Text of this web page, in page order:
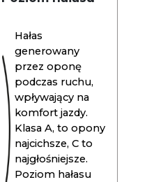
Hałas
generowany
przez oponę
podczas ruchu,
wpływający na
komfort jazdy.
Klasa A, to opony
najcichsze, C to
najgłośniejsze.
Poziom hałasu